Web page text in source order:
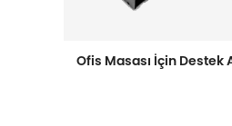
Ofis Masası İçin Destek